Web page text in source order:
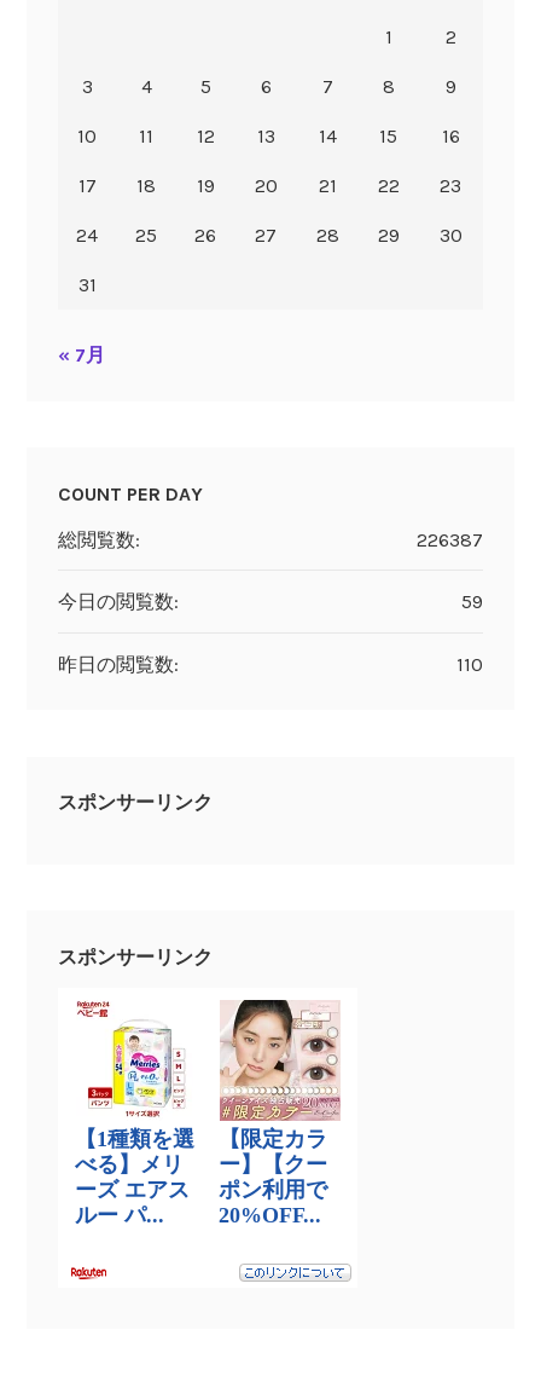
1 2
3 4 5 6 7 8 9
10 11 12 13 14 15 16
17 18 19 20 21 22 23
24 25 26 27 28 29 30
31
« 7月
COUNT PER DAY
226387
総閲覧数:
59
今日の閲覧数:
110
昨日の閲覧数:
スポンサーリンク
スポンサーリンク